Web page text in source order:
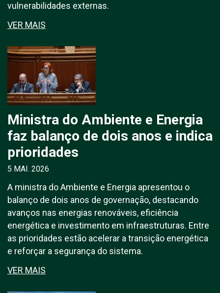
vulnerabilidades externas.
VER MAIS
Ministra do Ambiente e Energia
faz balanço de dois anos e indica
prioridades
5 MAI. 2026
A ministra do Ambiente e Energia apresentou o
balanço de dois anos de governação, destacando
avanços nas energias renováveis, eficiência
energética e investimento em infraestruturas. Entre
as prioridades estão acelerar a transição energética
e reforçar a segurança do sistema.
VER MAIS